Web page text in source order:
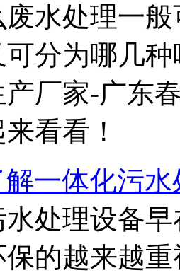
水处理一
分为哪几
厂家-广东
看看！
一体化污
处理设备
保的越来越